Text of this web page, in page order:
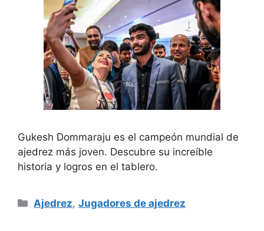
Gukesh Dommaraju es el campeón mundial de
ajedrez más joven. Descubre su increíble
historia y logros en el tablero.
Categorías
Ajedrez,Jugadores de ajedrez